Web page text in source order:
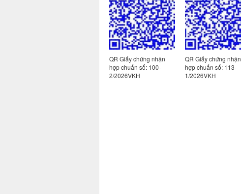
QR Giấy chứng nhận
hợp chuẩn số: 100-
2/2026VKH
QR Giấy chứng nhận
hợp chuẩn số: 113-
1/2026VKH